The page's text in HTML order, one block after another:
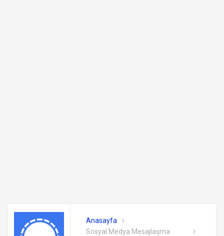
Anasayfa
Sosyal Medya Mesajlaşma